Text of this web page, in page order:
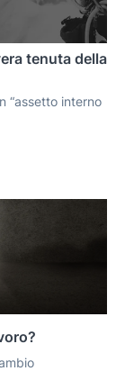
tenuta della
“assetto interno